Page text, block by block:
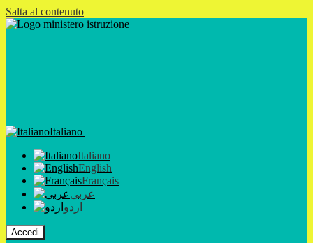
Salta al contenuto
Italiano
Italiano
English
Français
عربى
اردو
Accedi